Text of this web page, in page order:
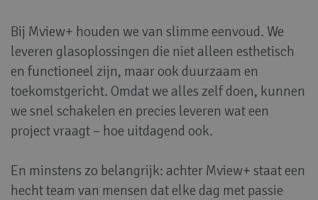
Bij Mview+ houden we van slimme eenvoud. We
leveren glasoplossingen die niet alleen esthetisch
en functioneel zijn, maar ook duurzaam en
toekomstgericht. Omdat we alles zelf doen, kunnen
we snel schakelen en precies leveren wat een
project vraagt – hoe uitdagend ook.
En minstens zo belangrijk: achter Mview+ staat een
hecht team van mensen dat elke dag met passie